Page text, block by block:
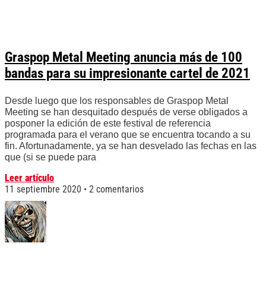
Graspop Metal Meeting anuncia más de 100
bandas para su impresionante cartel de 2021
Desde luego que los responsables de Graspop Metal
Meeting se han desquitado después de verse obligados a
posponer la edición de este festival de referencia
programada para el verano que se encuentra tocando a su
fin. Afortunadamente, ya se han desvelado las fechas en las
que (si se puede para
Leer artículo
11 septiembre 2020
2 comentarios